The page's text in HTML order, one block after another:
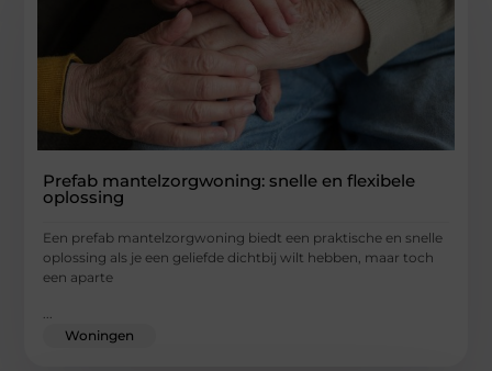
Prefab mantelzorgwoning: snelle en flexibele
oplossing
Een prefab mantelzorgwoning biedt een praktische en snelle
oplossing als je een geliefde dichtbij wilt hebben, maar toch
een aparte
Woningen